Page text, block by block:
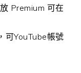
Premium 可在
可YouTube帳號